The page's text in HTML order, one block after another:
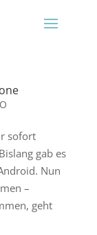
sofort
gab es
Nun
–
geht